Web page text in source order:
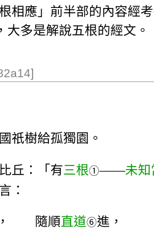
相應」前半部的內容經
大多是解說五根的經文。
祇樹給孤獨園。
丘：「有三根①——未知
：
， 隨順直道⑥進，